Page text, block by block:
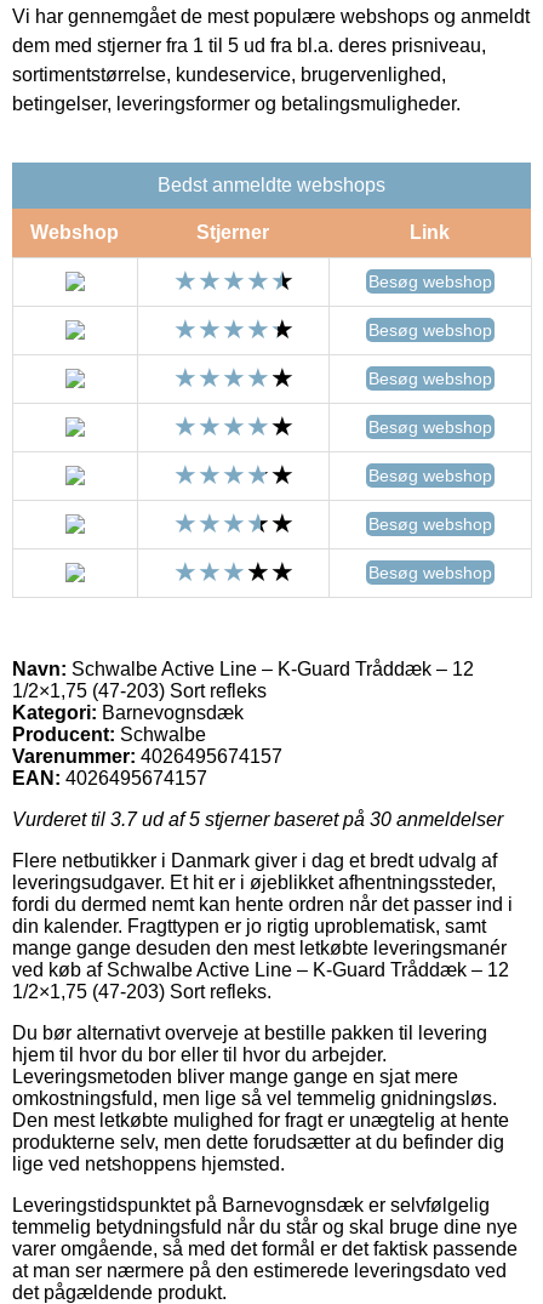
Vi har gennemgået de mest populære webshops og anmeldt
dem med stjerner fra 1 til 5 ud fra bl.a. deres prisniveau,
sortimentstørrelse, kundeservice, brugervenlighed,
betingelser, leveringsformer og betalingsmuligheder.
Bedst anmeldte webshops
Webshop Stjerner Link
Besøg webshop
Besøg webshop
Besøg webshop
Besøg webshop
Besøg webshop
Besøg webshop
Besøg webshop
Navn: Schwalbe Active Line – K-Guard Tråddæk – 12
1/2×1,75 (47-203) Sort refleks
Kategori: Barnevognsdæk
Producent: Schwalbe
Varenummer: 4026495674157
EAN: 4026495674157
Vurderet til 3.7ud af 5 stjerner baseret på 30 anmeldelser
Flere netbutikker i Danmark giver i dag et bredt udvalg af
leveringsudgaver. Et hit er i øjeblikket afhentningssteder,
fordi du dermed nemt kan hente ordren når det passer ind i
din kalender. Fragttypen er jo rigtig uproblematisk, samt
mange gange desuden den mest letkøbte leveringsmanér
ved køb af Schwalbe Active Line – K-Guard Tråddæk – 12
1/2×1,75 (47-203) Sort refleks.
Du bør alternativt overveje at bestille pakken til levering
hjem til hvor du bor eller til hvor du arbejder.
Leveringsmetoden bliver mange gange en sjat mere
omkostningsfuld, men lige så vel temmelig gnidningsløs.
Den mest letkøbte mulighed for fragt er unægtelig at hente
produkterne selv, men dette forudsætter at du befinder dig
lige ved netshoppens hjemsted.
Leveringstidspunktet på Barnevognsdæk er selvfølgelig
temmelig betydningsfuld når du står og skal bruge dine nye
varer omgående, så med det formål er det faktisk passende
at man ser nærmere på den estimerede leveringsdato ved
det pågældende produkt.